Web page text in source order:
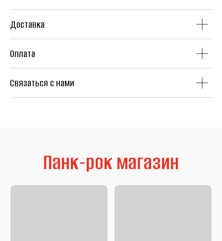
Доставка
Оплата
Связаться с нами
Аудиокассеты